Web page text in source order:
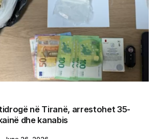
në Tiranë, arrestohet 35-
dhe kanabis